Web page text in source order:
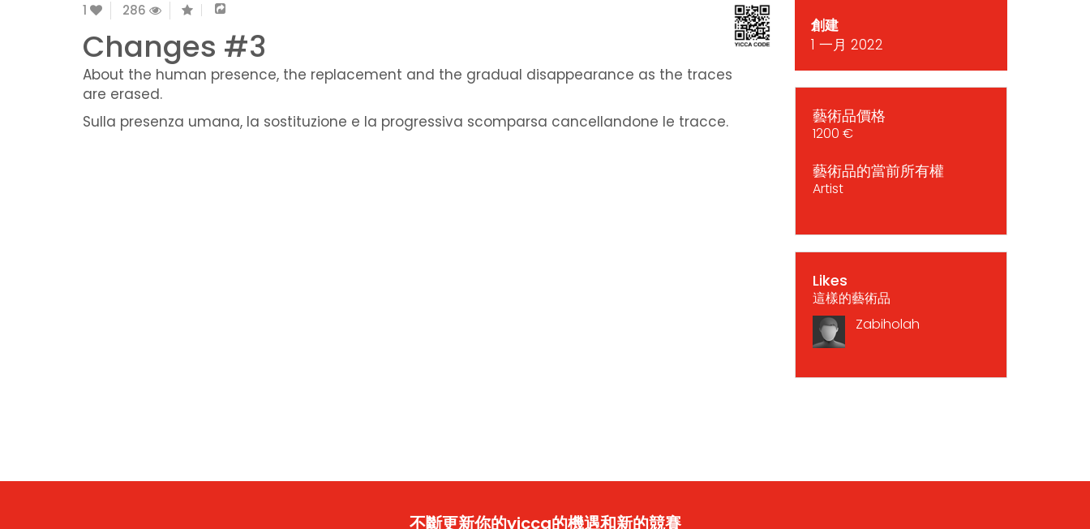
1 286
Changes #3
About the human presence, the replacement and the gradual disappearance as the traces
are erased.
Sulla presenza umana, la sostituzione e la progressiva scomparsa cancellandone le tracce.
創建
1 一月 2022
藝術品價格
1200 €
藝術品的當前所有權
Artist
Likes
這樣的藝術品
Zabiholah
不斷更新你的yicca的機遇和新的競賽